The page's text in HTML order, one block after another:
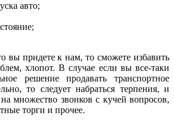
авто;
вы придете к нам, то сможете избавить
хлопот. В случае если вы все-таки
решение продавать транспортное
то следует набраться терпения, и
на множество звонков с кучей вопросов,
торги и прочее.